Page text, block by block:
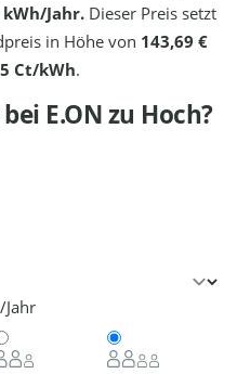
kWh/Jahr. Dieser Preis setzt
in Höhe von 143,69 €
Ct/kWh.
E.ONzu Hoch?